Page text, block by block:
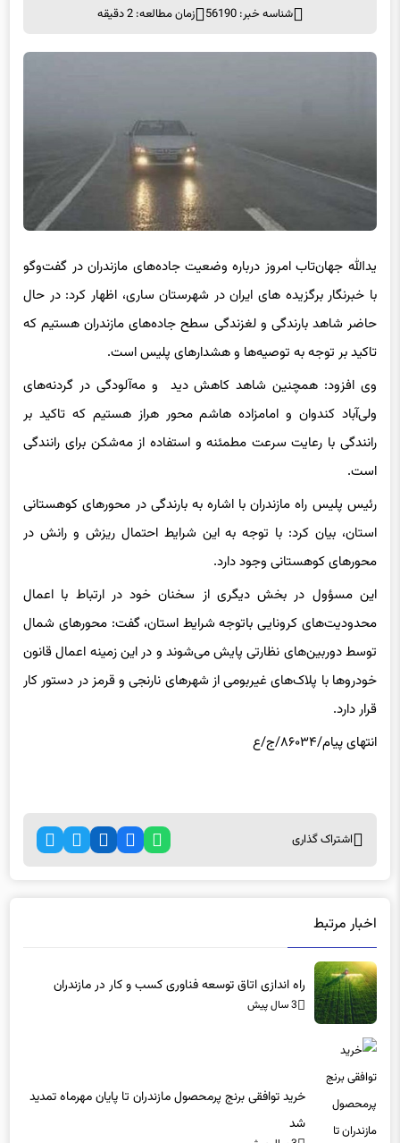
شناسه خبر: 56190
زمان مطالعه: 2 دقیقه
یدالله جهان‌تاب امروز درباره وضعیت جاده‌های مازندران در گفت‌وگو
با خبرنگار برگزیده های ایران در شهرستان ساری، اظهار کرد: در حال
حاضر شاهد بارندگی و لغزندگی سطح جاده‌های مازندران هستیم که
تاکید بر توجه به توصیه‌ها و هشدارهای پلیس است.
وی افزود: همچنین شاهد کاهش دید و مه‌آلودگی در گردنه‌های
ولی‌آباد کندوان و امامزاده هاشم محور هراز هستیم که تاکید بر
رانندگی با رعایت سرعت مطمئنه و استفاده از مه‌شکن برای رانندگی
است.
رئیس پلیس راه مازندران با اشاره به بارندگی در محورهای کوهستانی
استان، بیان کرد: با توجه به این شرایط احتمال ریزش و رانش در
محورهای کوهستانی وجود دارد.
این مسؤول در بخش دیگری از سخنان خود در ارتباط با اعمال
محدودیت‌های کرونایی باتوجه شرایط استان، گفت: محورهای شمال
توسط دوربین‌های نظارتی پایش می‌شوند و در این زمینه اعمال قانون
خودروها با پلاک‌های غیربومی از شهرهای نارنجی و قرمز در دستور کار
قرار دارد.
انتهای پیام/۸۶۰۳۴/ج/ع
اشتراک گذاری
اخبار مرتبط
راه اندازی اتاق توسعه فناوری کسب و کار در مازندران
3 سال پیش
خرید توافقی برنج پرمحصول مازندران تا پایان مهرماه تمدید
شد